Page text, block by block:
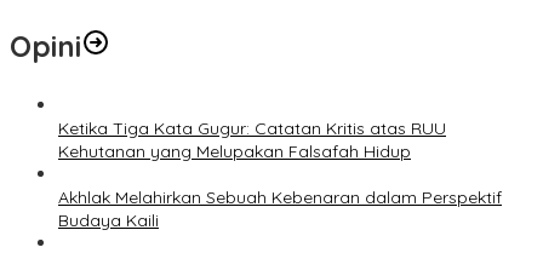
Opini
Ketika Tiga Kata Gugur: Catatan Kritis atas RUU
Kehutanan yang Melupakan Falsafah Hidup
Akhlak Melahirkan Sebuah Kebenaran dalam Perspektif
Budaya Kaili